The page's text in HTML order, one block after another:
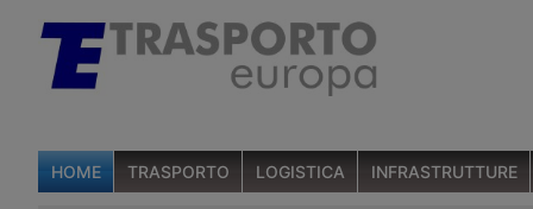
HOME TRASPORTO LOGISTICA INFRASTRUTTURE